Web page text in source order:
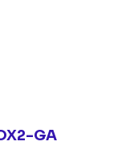
GA